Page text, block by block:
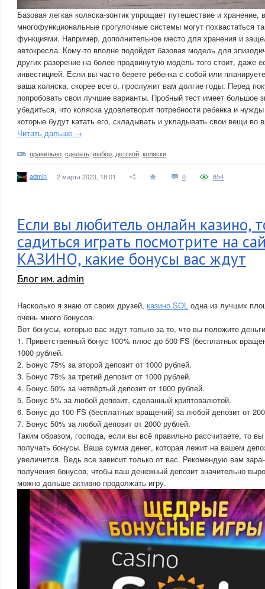
Базовая легкая коляска-зонтик упрощает путешествие и хранение,
многофункциональные прогулочные системы могут похвастаться
функциями. Например, дополнительное место для хранения и
автокресла. Кому-то вполне подойдет базовая модель для
других разорение на более продвинутую модель того стоит, даже
инвестицией. Если вы часто берете ребенка с собой или
ваша коляска, скорее всего, прослужит вам долгие годы. Перед
попробовать свои лучшие варианты. Пробный тест имеет большое
убедиться, что коляска удовлетворит потребности ребенка и
которые будут катать его, складывать и укладывать свои вещи во
Читать дальше →
правильно сделать выбор детской коляски
admin 2 марта 2023, 18:01 0 854
Если вы любитель онлайн казино,
садиться играть посмотрите на
КАЗИНО, какие бонусы вас ждут
Блог им. admin
Насколько я знаю от своих друзей, казино SOL одна из лучших
очень много бонусов.
Вот бонусы, которые вас ждут только за то, что вы положите
1. Приветственный бонус 100% плюс до 500 FS (бесплатных
1000 рублей.
2. Бонус 75% за второй депозит от 1000 рублей.
3. Бонус 75% за третий депозит от 1000 рублей.
4. Бонус 50% за четвёртый депозит от 1000 рублей.
5. Бонус 5% за любой депозит, сделанный криптовалютой.
6. Бонус до 100 FS (бесплатных вращений) за любой депозит от
7. Бонус 50% за любой депозит от 2000 рублей.
Таким образом, господа, если вы всё правильно рассчитаете, то
получать бонусы. Ваша сумма денег, которая лежит на вашем
увеличится. Ведь все зависит только от вас. Рекомендую вам
получения бонусов, чтобы ваш денежный депозит значительно
можно дольше активно продолжать игру.